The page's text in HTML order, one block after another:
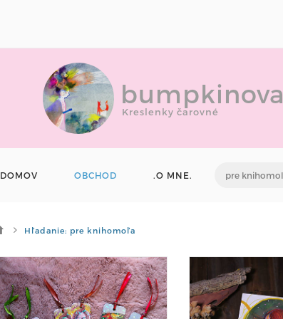
bumpkinova
Kreslenky čarovné
DOMOV OBCHOD .O MNE.
Hľadanie: pre knihomoľa